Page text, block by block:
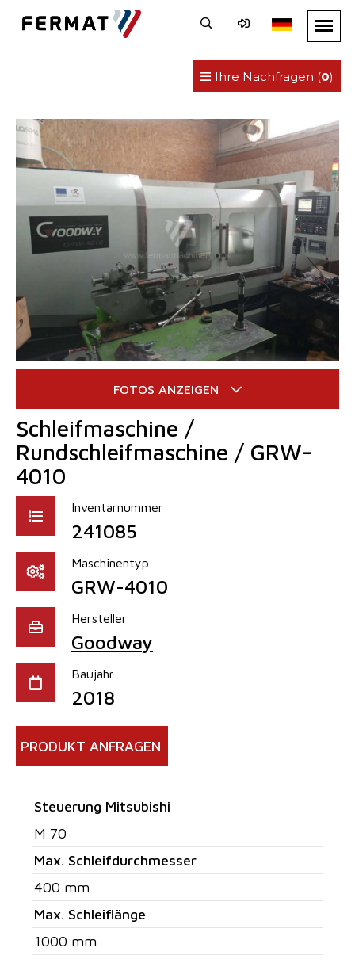
Ihre Nachfragen (0)
Schleifmaschine /
Rundschleifmaschine / GRW-
4010
Inventarnummer
241085
Maschinentyp
GRW-4010
Hersteller
Goodway
Baujahr
2018
PRODUKT ANFRAGEN
Steuerung Mitsubishi
M 70
Max. Schleifdurchmesser
400 mm
Max. Schleiflänge
1000 mm